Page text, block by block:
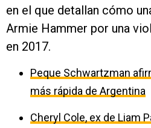
en el que detallan cómo
Armie Hammer por una
en 2017.
Peque Schwartzman
más rápida de Argentina
Cheryl Cole, ex de Liam